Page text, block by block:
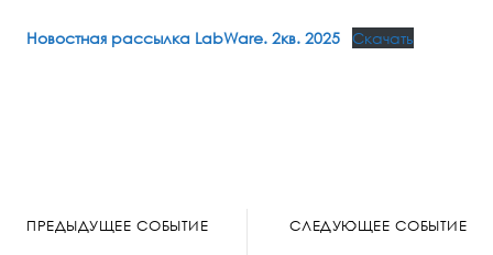
Новостная рассылка LabWare. 2кв. 2025 Скачать
ПРЕДЫДУЩЕЕ СОБЫТИЕ СЛЕДУЮЩЕЕ СОБЫТИЕ